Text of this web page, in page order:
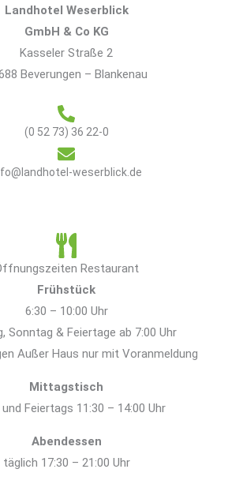
Landhotel Weserblick
GmbH & Co KG
Kasseler Straße 2
Beverungen – Blankenau
(0 52 73) 36 22-0
weserblick.de
Restaurant
Frühstück
6:30 – 10:00 Uhr
Sonntag & Feiertage ab 7:00 Uhr
Außer Haus nur mit Voranmeldung
Mittagstisch
Feiertags 11:30 – 14:00 Uhr
Abendessen
täglich 17:30 – 21:00 Uhr